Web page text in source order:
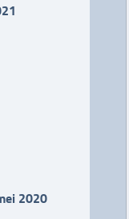
2020